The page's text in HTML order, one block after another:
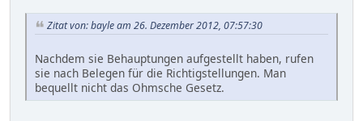
Zitat von: bayle am 26. Dezember 2012, 07:57:30
Nachdem sie Behauptungen aufgestellt haben, rufen
sie nach Belegen für die Richtigstellungen. Man
bequellt nicht das Ohmsche Gesetz.